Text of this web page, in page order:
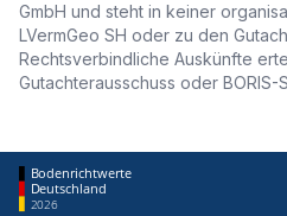
GmbH und steht in keiner
LVermGeo SH oder zu den
Rechtsverbindliche Auskünfte
Gutachterausschuss oder BORIS-
Bodenrichtwerte
Deutschland
2026